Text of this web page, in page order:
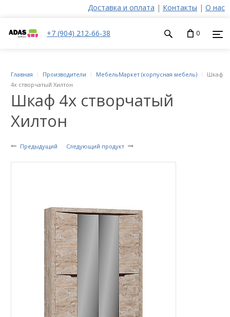
Доставка и оплата | Контакты | О нас
+7 (904) 212-66-38 0
Шкаф 4х створчатый
Хилтон
Предыдущий Следующий продукт
Главная Производители МебельМаркет (корпусная мебель)
Шкаф
4х створчатый Хилтон